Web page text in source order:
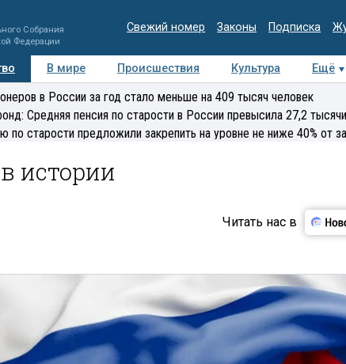
Собрания
Федерации
Свежий номер Законы Подписка
В мире Происшествия Культура Ещё
Регионы Медиацентр Интервью Колумнисты
в России за год стало меньше на 409 тысяч человек
Средняя пенсия по старости в России превысила 27,2 тысячи
по старости предложили закрепить на уровне не ниже 40% от
истории
Читать нас в